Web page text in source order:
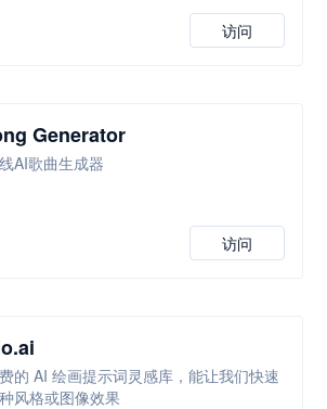
访问
Generator
AI歌曲生成器
访问
的 AI 绘画提示词灵感库，能让我们快速
风格或图像效果